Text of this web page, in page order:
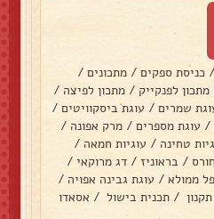
/ כניסת ספקים / מתכונים /
מתכון לפנקייק / מתכון לפיצה /
שמרים / עוגת ביסקוויטים /
/ עוגת מספרים / מרק אפונה /
טחינה / עוגיות חמאה /
/ בראוניז / דג מרוקאי /
ממולא / עוגת גבינה אפויה /
/ תכנית בישול / אסאדו